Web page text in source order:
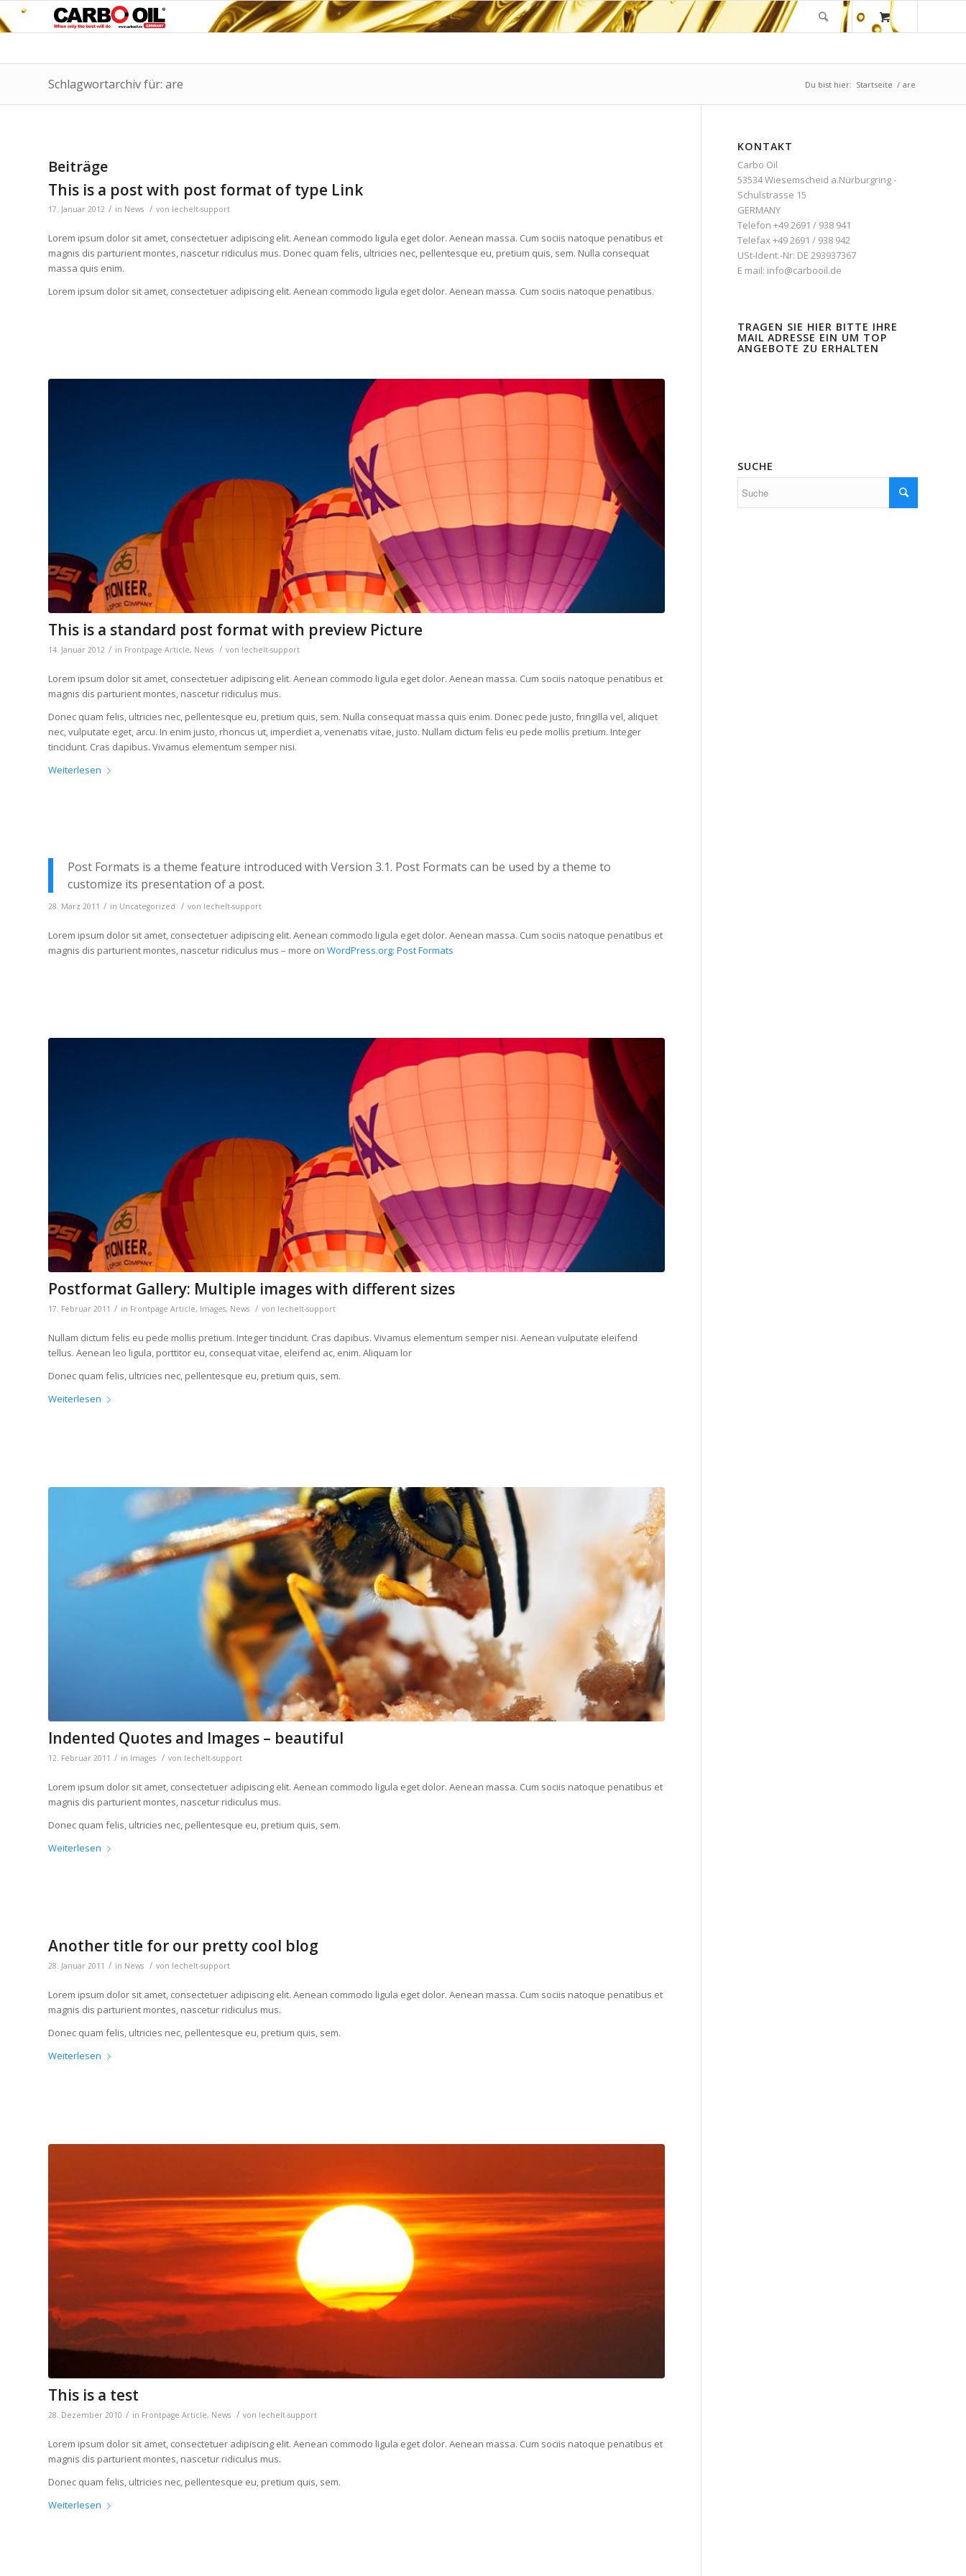
Schlagwortarchiv für: are Du bist hier: Startseite / are
Beiträge
This is a post with post format of type Link
17. Januar 2012 / in News / von lechelt-support
Lorem ipsum dolor sit amet, consectetuer adipiscing elit. Aenean commodo ligula eget dolor. Aenean massa. Cum sociis natoque penatibus et
magnis dis parturient montes, nascetur ridiculus mus. Donec quam felis, ultricies nec, pellentesque eu, pretium quis, sem. Nulla consequat
massa quis enim.
Lorem ipsum dolor sit amet, consectetuer adipiscing elit. Aenean commodo ligula eget dolor. Aenean massa. Cum sociis natoque penatibus.
This is a standard post format with preview Picture
14. Januar 2012 / in Frontpage Article, News / von lechelt-support
Lorem ipsum dolor sit amet, consectetuer adipiscing elit. Aenean commodo ligula eget dolor. Aenean massa. Cum sociis natoque penatibus et
magnis dis parturient montes, nascetur ridiculus mus.
Donec quam felis, ultricies nec, pellentesque eu, pretium quis, sem. Nulla consequat massa quis enim. Donec pede justo, fringilla vel, aliquet
nec, vulputate eget, arcu. In enim justo, rhoncus ut, imperdiet a, venenatis vitae, justo. Nullam dictum felis eu pede mollis pretium. Integer
tincidunt. Cras dapibus. Vivamus elementum semper nisi.
Weiterlesen
Post Formats is a theme feature introduced with Version 3.1. Post Formats can be used by a theme to
customize its presentation of a post.
28. März 2011 / in Uncategorized / von lechelt-support
Lorem ipsum dolor sit amet, consectetuer adipiscing elit. Aenean commodo ligula eget dolor. Aenean massa. Cum sociis natoque penatibus et
magnis dis parturient montes, nascetur ridiculus mus – more on WordPress.org: Post Formats
Postformat Gallery: Multiple images with different sizes
17. Februar 2011 / in Frontpage Article, Images, News / von lechelt-support
Nullam dictum felis eu pede mollis pretium. Integer tincidunt. Cras dapibus. Vivamus elementum semper nisi. Aenean vulputate eleifend
tellus. Aenean leo ligula, porttitor eu, consequat vitae, eleifend ac, enim. Aliquam lor
Donec quam felis, ultricies nec, pellentesque eu, pretium quis, sem.
Weiterlesen
Indented Quotes and Images – beautiful
12. Februar 2011 / in Images / von lechelt-support
Lorem ipsum dolor sit amet, consectetuer adipiscing elit. Aenean commodo ligula eget dolor. Aenean massa. Cum sociis natoque penatibus et
magnis dis parturient montes, nascetur ridiculus mus.
Donec quam felis, ultricies nec, pellentesque eu, pretium quis, sem.
Weiterlesen
Another title for our pretty cool blog
28. Januar 2011 / in News / von lechelt-support
Lorem ipsum dolor sit amet, consectetuer adipiscing elit. Aenean commodo ligula eget dolor. Aenean massa. Cum sociis natoque penatibus et
magnis dis parturient montes, nascetur ridiculus mus.
Donec quam felis, ultricies nec, pellentesque eu, pretium quis, sem.
Weiterlesen
This is a test
28. Dezember 2010 / in Frontpage Article, News / von lechelt-support
Lorem ipsum dolor sit amet, consectetuer adipiscing elit. Aenean commodo ligula eget dolor. Aenean massa. Cum sociis natoque penatibus et
magnis dis parturient montes, nascetur ridiculus mus.
Donec quam felis, ultricies nec, pellentesque eu, pretium quis, sem.
Weiterlesen
KONTAKT
Carbo Oil
53534 Wiesemscheid a.Nürburgring -
Schulstrasse 15
GERMANY
Telefon +49 2691 / 938 941
Telefax +49 2691 / 938 942
USt-Ident.-Nr: DE 293937367
E mail: info@carbooil.de
TRAGEN SIE HIER BITTE IHRE
MAIL ADRESSE EIN UM TOP
ANGEBOTE ZU ERHALTEN
SUCHE